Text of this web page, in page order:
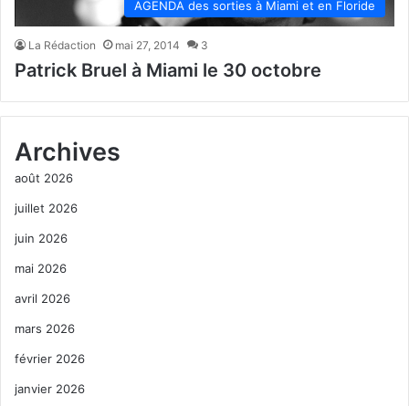
AGENDA des sorties à Miami et en Floride
La Rédaction mai 27, 2014 3
Patrick Bruel à Miami le 30 octobre
Archives
août 2026
juillet 2026
juin 2026
mai 2026
avril 2026
mars 2026
février 2026
janvier 2026